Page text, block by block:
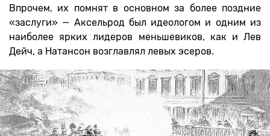
Впрочем, их помнят в основном за более поздние
«заслуги» — Аксельрод был идеологом и одним из
наиболее ярких лидеров меньшевиков, как и Лев
Дейч, а Натансон возглавлял левых эсеров.